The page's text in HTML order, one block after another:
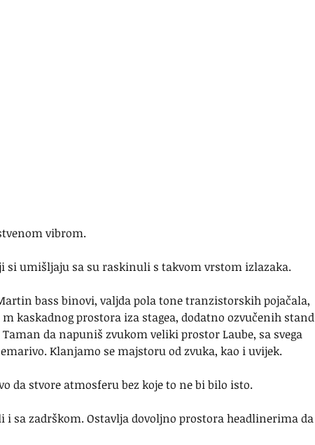
vibrom.
si umišljaju sa su raskinuli s takvom vrstom izlazaka.
bass binovi, valjda pola tone tranzistorskih pojačala,
kaskadnog prostora iza stagea, dodatno ozvučenih stand
da napuniš zvukom veliki prostor Laube, sa svega
Klanjamo se majstoru od zvuka, kao i uvijek.
da stvore atmosferu bez koje to ne bi bilo isto.
sa zadrškom. Ostavlja dovoljno prostora headlinerima da